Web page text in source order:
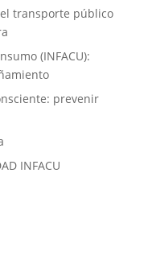
transporte público
(INFACU):
prevenir
INFACU